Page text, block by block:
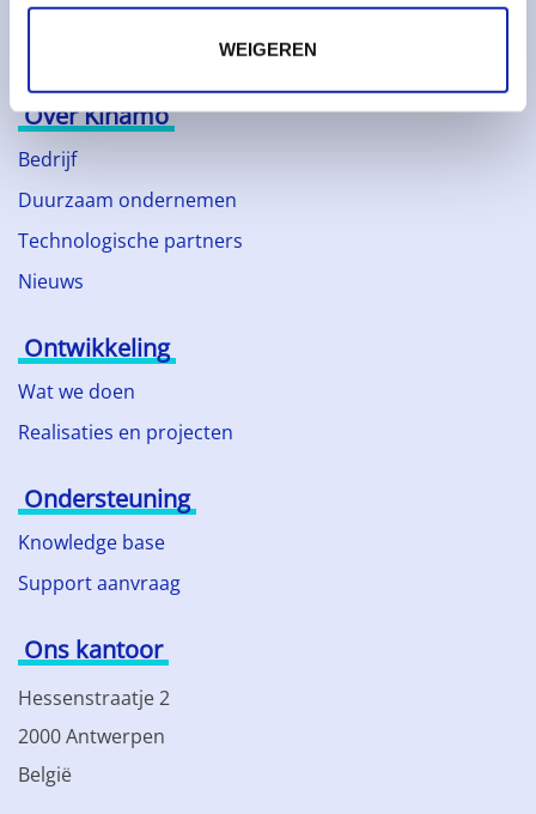
WEIGEREN
SSL certificaten
Over Kinamo
Bedrijf
Duurzaam ondernemen
Technologische partners
Nieuws
Ontwikkeling
Wat we doen
Realisaties en projecten
Ondersteuning
Knowledge base
Support aanvraag
Ons kantoor
Hessenstraatje 2
2000 Antwerpen
België